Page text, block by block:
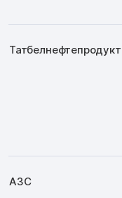
Татбелнефтепродукт
АЗС